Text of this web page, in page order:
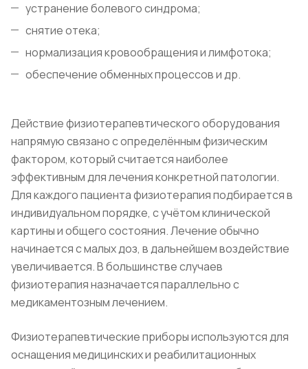
устранение болевого синдрома;
снятие отека;
нормализация кровообращения и лимфотока;
обеспечение обменных процессов и др.
Действие физиотерапевтического оборудования
напрямую связано с определённым физическим
фактором, который считается наиболее
эффективным для лечения конкретной патологии.
Для каждого пациента физиотерапия подбирается в
индивидуальном порядке, с учётом клинической
картины и общего состояния. Лечение обычно
начинается с малых доз, в дальнейшем воздействие
увеличивается. В большинстве случаев
физиотерапия назначается параллельно с
медикаментозным лечением.
Физиотерапевтические приборы используются для
оснащения медицинских и реабилитационных